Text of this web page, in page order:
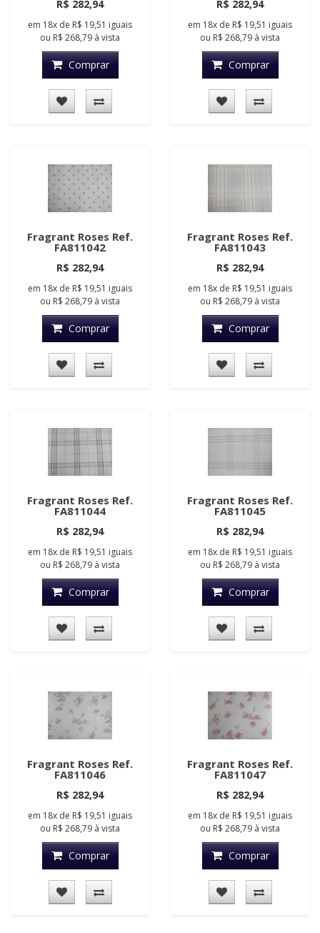
R$ 282,94
em 18x de R$ 19,51 iguais
ou R$ 268,79 à vista
Comprar
R$ 282,94
em 18x de R$ 19,51 iguais
ou R$ 268,79 à vista
Comprar
Fragrant Roses Ref.
FA811042
R$ 282,94
em 18x de R$ 19,51 iguais
ou R$ 268,79 à vista
Comprar
Fragrant Roses Ref.
FA811043
R$ 282,94
em 18x de R$ 19,51 iguais
ou R$ 268,79 à vista
Comprar
Fragrant Roses Ref.
FA811044
R$ 282,94
em 18x de R$ 19,51 iguais
ou R$ 268,79 à vista
Comprar
Fragrant Roses Ref.
FA811045
R$ 282,94
em 18x de R$ 19,51 iguais
ou R$ 268,79 à vista
Comprar
Fragrant Roses Ref.
FA811046
R$ 282,94
em 18x de R$ 19,51 iguais
ou R$ 268,79 à vista
Comprar
Fragrant Roses Ref.
FA811047
R$ 282,94
em 18x de R$ 19,51 iguais
ou R$ 268,79 à vista
Comprar